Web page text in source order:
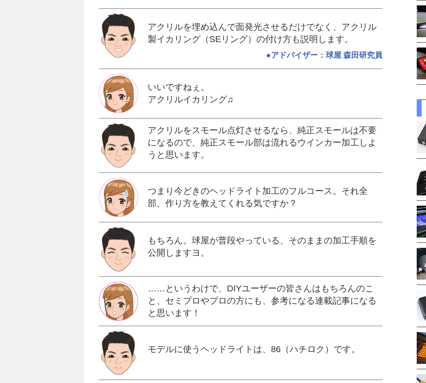
アクリルを埋め込んで面発光させるだけでなく、アクリル
製イカリング（SEリング）の付け方も説明します。
●アドバイザー：球屋 森田研究員
いいですねぇ。
アクリルイカリング♫
アクリルをスモール点灯させるなら、純正スモールは不要
になるので、純正スモール部は流れるウインカー加工しよ
うと思います。
つまり今どきのヘッドライト加工のフルコース。それ全
部、作り方を教えてくれる気ですか？
もちろん。球屋が普段やっている、そのままの加工手順を
公開しますヨ。
……というわけで、DIYユーザーの皆さんはもちろんのこ
と、セミプロやプロの方にも、参考になる連載記事になる
と思います！
モデルに使うヘッドライトは、86（ハチロク）です。